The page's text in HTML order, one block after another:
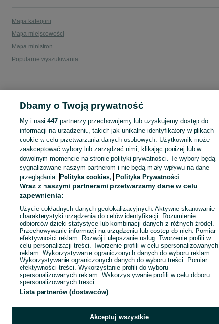
Mapa kategorii
Mapa miejscowości
Mapa ministron
Popularne wyszukiwania
Dbamy o Twoją prywatność
My i nasi447 partnerzy przechowujemy lub uzyskujemy dostęp do
informacji na urządzeniu, takich jak unikalne identyfikatory w plikach
cookie w celu przetwarzania danych osobowych. Użytkownik może
zaakceptować wybory lub zarządzać nimi, klikając poniżej lub w
dowolnym momencie na stronie polityki prywatności. Te wybory będą
sygnalizowane naszym partnerom i nie będą miały wpływu na dane
przeglądania. Polityka cookies, Polityka Prywatności
Wraz z naszymi partnerami przetwarzamy dane w celu
zapewnienia:
Użycie dokładnych danych geolokalizacyjnych. Aktywne skanowanie
charakterystyki urządzenia do celów identyfikacji. Rozumienie
odbiorców dzięki statystyce lub kombinacji danych z różnych źródeł.
Przechowywanie informacji na urządzeniu lub dostęp do nich. Pomiar
efektywności reklam. Rozwój i ulepszanie usług. Tworzenie profili w
celu personalizacji treści. Tworzenie profili w celu spersonalizowanych
reklam. Wykorzystywanie ograniczonych danych do wyboru reklam.
Wykorzystywanie ograniczonych danych do wyboru treści. Pomiar
efektywności treści. Wykorzystanie profili do wyboru
spersonalizowanych reklam. Wykorzystywanie profili w celu doboru
spersonalizowanych treści.
Lista partnerów (dostawców)
Akceptuj wszystkie